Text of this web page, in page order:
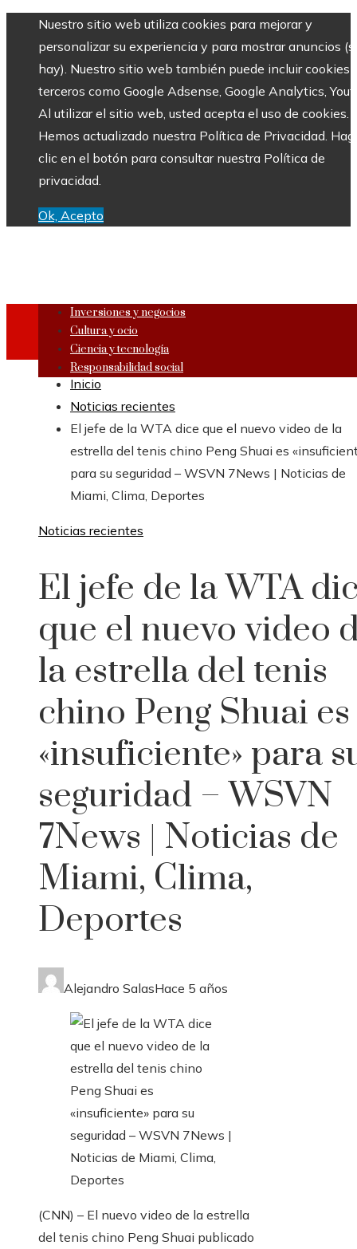
Nuestro sitio web utiliza cookies para mejorar y
personalizar su experiencia y para mostrar anuncios
hay). Nuestro sitio web también puede incluir cookies
terceros como Google Adsense, Google Analytics,
Al utilizar el sitio web, usted acepta el uso de cookies.
Hemos actualizado nuestra Política de Privacidad.
clic en el botón para consultar nuestra Política de
privacidad.
Ok, Acepto
Inversiones y negocios
Cultura y ocio
Ciencia y tecnología
Responsabilidad social
Inicio
Noticias recientes
El jefe de la WTA dice que el nuevo video de la
estrella del tenis chino Peng Shuai es
para su seguridad – WSVN 7News | Noticias de
Miami, Clima, Deportes
Noticias recientes
El jefe de la WTA
que el nuevo video
la estrella del tenis
chino Peng Shuai es
«insuficiente» para
seguridad – WSVN
7News | Noticias de
Miami, Clima,
Deportes
Alejandro SalasHace 5 años
(CNN) – El nuevo video de la estrella
del tenis chino Peng Shuai publicado